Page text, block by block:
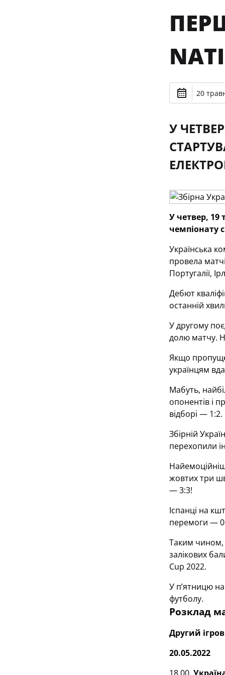
20
У
У четвер, 19
чемпіонату
Українська
провела
Португалії,
Дебют
останній
У другому
долю матчу.
Якщо
українцям
Мабуть,
опонентів і
відборі — 1:2.
Збірній
перехопили
жовтих три
— 3:3!
Іспанці на
перемоги —
Таким чином,
залікових
Cup 2022.
У п’ятницю на
футболу.
Розклад
Другий
20.05.2022